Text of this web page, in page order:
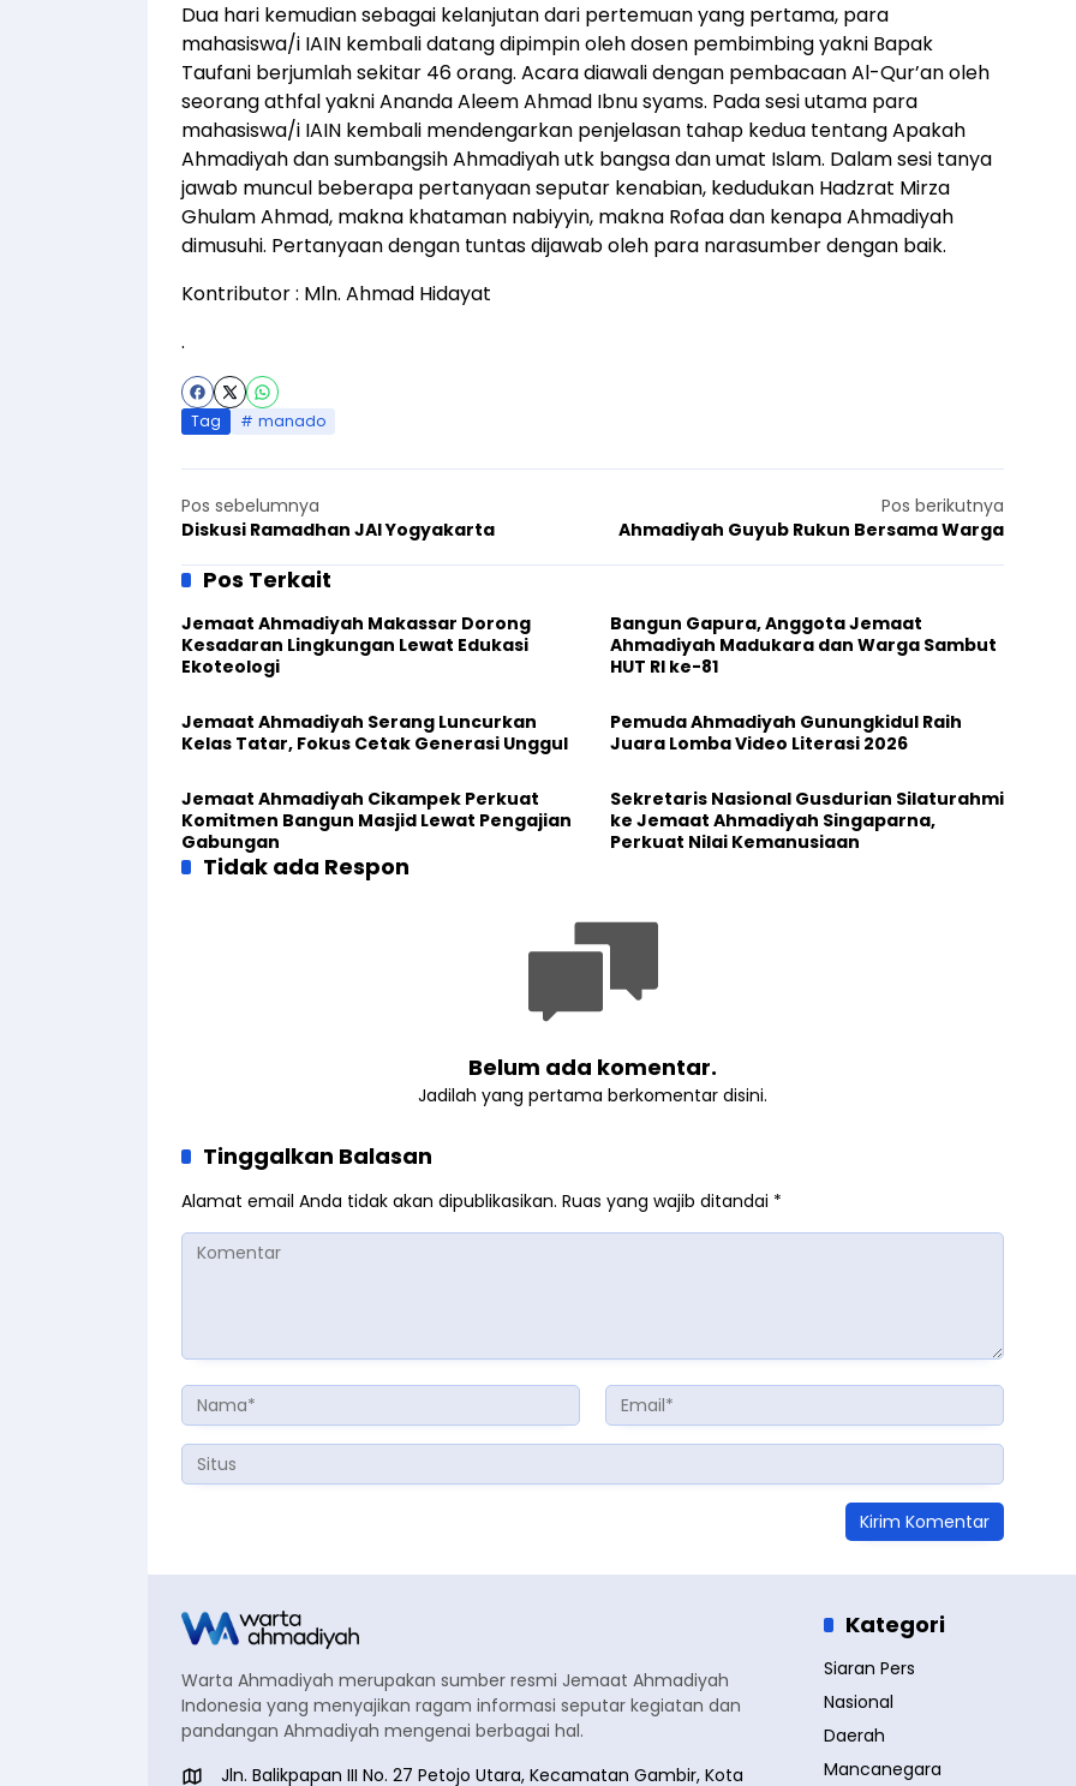
Dua hari kemudian sebagai kelanjutan dari pertemuan yang pertama, para
mahasiswa/i IAIN kembali datang dipimpin oleh dosen pembimbing yakni Bapak
Taufani berjumlah sekitar 46 orang. Acara diawali dengan pembacaan Al-Qur’an oleh
seorang athfal yakni Ananda Aleem Ahmad Ibnu syams. Pada sesi utama para
mahasiswa/i IAIN kembali mendengarkan penjelasan tahap kedua tentang Apakah
Ahmadiyah dan sumbangsih Ahmadiyah utk bangsa dan umat Islam. Dalam sesi tanya
jawab muncul beberapa pertanyaan seputar kenabian, kedudukan Hadzrat Mirza
Ghulam Ahmad, makna khataman nabiyyin, makna Rofaa dan kenapa Ahmadiyah
dimusuhi. Pertanyaan dengan tuntas dijawab oleh para narasumber dengan baik.
Kontributor : Mln. Ahmad Hidayat
.
Tag manado
Pos sebelumnya
Diskusi Ramadhan JAI Yogyakarta
Pos berikutnya
Ahmadiyah Guyub Rukun Bersama Warga
Pos Terkait
Jemaat Ahmadiyah Makassar Dorong
Kesadaran Lingkungan Lewat Edukasi
Ekoteologi
Bangun Gapura, Anggota Jemaat
Ahmadiyah Madukara dan Warga Sambut
HUT RI ke-81
Jemaat Ahmadiyah Serang Luncurkan
Kelas Tatar, Fokus Cetak Generasi Unggul
Pemuda Ahmadiyah Gunungkidul Raih
Juara Lomba Video Literasi 2026
Jemaat Ahmadiyah Cikampek Perkuat
Komitmen Bangun Masjid Lewat Pengajian
Gabungan
Sekretaris Nasional Gusdurian Silaturahmi
ke Jemaat Ahmadiyah Singaparna,
Perkuat Nilai Kemanusiaan
Tidak ada Respon
Belum ada komentar.
Jadilah yang pertama berkomentar disini.
Tinggalkan Balasan
Alamat email Anda tidak akan dipublikasikan. Ruas yang wajib ditandai *
Warta Ahmadiyah merupakan sumber resmi Jemaat Ahmadiyah
Indonesia yang menyajikan ragam informasi seputar kegiatan dan
pandangan Ahmadiyah mengenai berbagai hal.
Jln. Balikpapan III No. 27 Petojo Utara, Kecamatan Gambir, Kota
Kategori
Siaran Pers
Nasional
Daerah
Mancanegara